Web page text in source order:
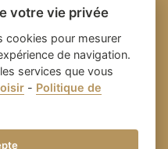
web
- Commune de
cookies
votre vie privée
cookies pour mesurer
de navigation.
services que vous
- Politique de